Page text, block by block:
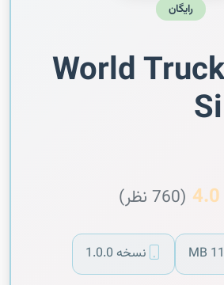
رایگان
World
4.0 (760 نظر)
نسخه 1.0.0